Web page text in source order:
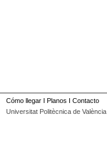
Cómo llegar I Planos I Contacto
Universitat Politècnica de